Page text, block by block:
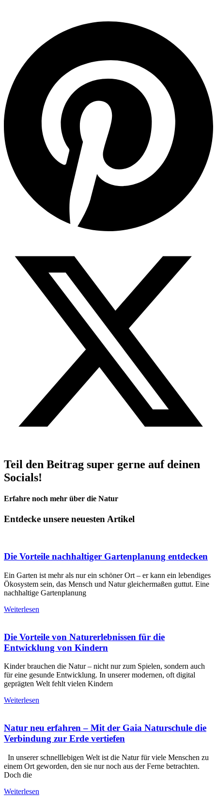
Teil den Beitrag super gerne auf deinen
Socials!
Erfahre noch mehr über die Natur
Entdecke unsere neuesten Artikel
Die Vorteile nachhaltiger Gartenplanung entdecken
Ein Garten ist mehr als nur ein schöner Ort – er kann ein lebendiges
Ökosystem sein, das Mensch und Natur gleichermaßen guttut. Eine
nachhaltige Gartenplanung
Weiterlesen
Die Vorteile von Naturerlebnissen für die
Entwicklung von Kindern​
Kinder brauchen die Natur – nicht nur zum Spielen, sondern auch
für eine gesunde Entwicklung. In unserer modernen, oft digital
geprägten Welt fehlt vielen Kindern
Weiterlesen
Natur neu erfahren – Mit der Gaia Naturschule die
Verbindung zur Erde vertiefen
In unserer schnelllebigen Welt ist die Natur für viele Menschen zu
einem Ort geworden, den sie nur noch aus der Ferne betrachten.
Doch die
Weiterlesen